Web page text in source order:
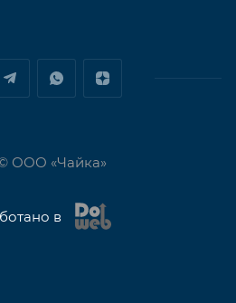
ООО «Чайка»
в